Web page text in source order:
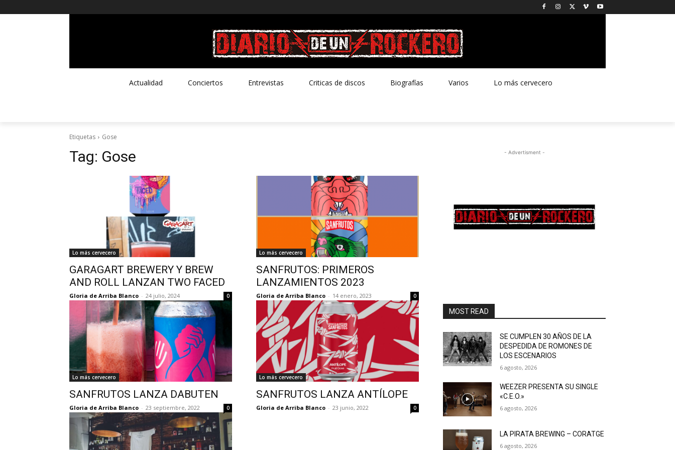
Actualidad Conciertos Entrevistas Criticas de discos Biografías Varios Lo más cervecero
Etiquetas Gose
Tag: Gose
Lo más cervecero
GARAGART BREWERY Y BREW
AND ROLL LANZAN TWO FACED
Gloria de Arriba Blanco - 24 julio, 2024 0
Lo más cervecero
SANFRUTOS: PRIMEROS
LANZAMIENTOS 2023
Gloria de Arriba Blanco - 14 enero, 2023 0
Lo más cervecero
SANFRUTOS LANZA DABUTEN
Gloria de Arriba Blanco - 23 septiembre, 2022 0
Lo más cervecero
SANFRUTOS LANZA ANTÍLOPE
Gloria de Arriba Blanco - 23 junio, 2022 0
- Advertisment -
MOST READ
SE CUMPLEN 30 AÑOS DE LA
DESPEDIDA DE ROMONES DE
LOS ESCENARIOS
6 agosto, 2026
WEEZER PRESENTA SU SINGLE
«C.E.O.»
6 agosto, 2026
LA PIRATA BREWING – CORATGE
6 agosto, 2026